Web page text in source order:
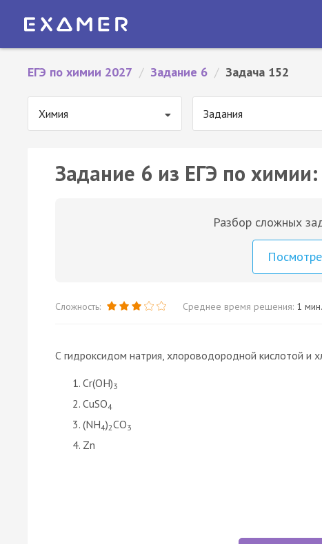
ЕГЭ по химии 2027 / Задание 6 / Задача 152
Химия Задания
Задание 6 из ЕГЭ по
Разбор сложных
Сложность: Среднее время решения: 1
С гидроксидом натрия, хлороводородной кислотой и
Cr(OH)3
CuSO4
(NH4)2CO3
Zn